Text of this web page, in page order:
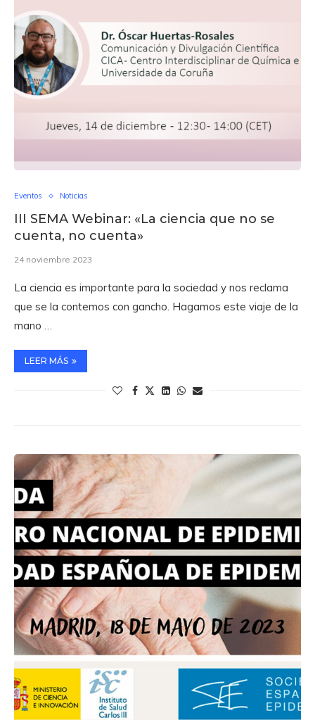
Eventos Noticias
III SEMA Webinar: «La ciencia que no se
cuenta, no cuenta»
24 noviembre 2023
La ciencia es importante para la sociedad y nos reclama
que se la contemos con gancho. Hagamos este viaje de la
mano …
LEER MÁS